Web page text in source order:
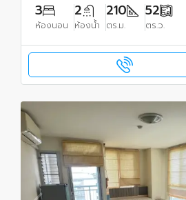
3
ห้องนอน
2
ห้องน้ำ
210
ตร.ม.
52
ตร.ว.